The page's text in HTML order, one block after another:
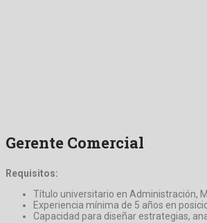
Gerente Comercial
Requisitos:
Título universitario en Administración,
Experiencia mínima de 5 años en
Capacidad para diseñar estrategias,